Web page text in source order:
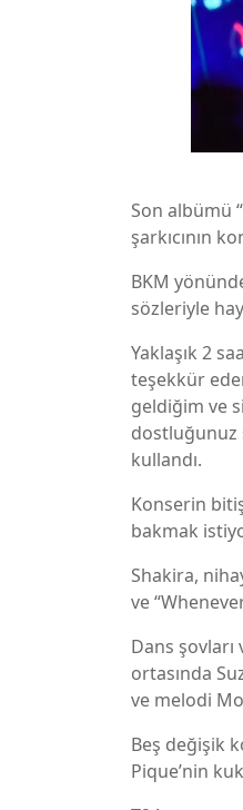
Son albümü
şarkıcının
BKM
sözleriyle
Yaklaşık 2
teşekkür
geldiğim ve
dostluğunuz
kullandı.
Konserin
bakmak
Shakira,
ve
Dans
ortasında
ve melodi
Beş değişik
Pique’nin